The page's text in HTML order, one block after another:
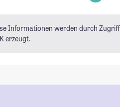
Informationen werden durch
erzeugt.